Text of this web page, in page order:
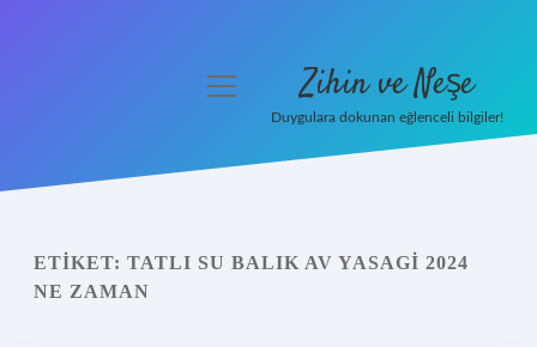
Yasal Uyarı
menüyü
Zihin ve Neşe
Duygulara dokunan eğlenceli bilgiler!
ETIKET: TATLI SU BALIK AV YASAGI 2024
NE ZAMAN